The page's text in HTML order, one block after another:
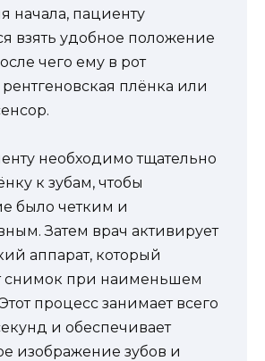
начала, пациенту
взять удобное положение
чего ему в рот
рентгеновская плёнка или
необходимо тщательно
к зубам, чтобы
было четким и
Затем врач активирует
аппарат, который
снимок при наименьшем
процесс занимает всего
и обеспечивает
изображение зубов и